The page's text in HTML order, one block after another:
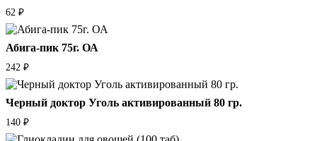
62 ₽
Абига-пик 75г. ОА
242 ₽
Черный доктор Уголь активированный 80 гр.
140 ₽